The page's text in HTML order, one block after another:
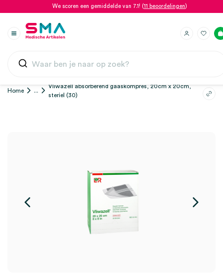
We scoren een gemiddelde van 7.1! (11 beoordelingen)
Home ...
Vliwazell absorberend gaaskompres, 20cm x 20cm,
steriel (30)